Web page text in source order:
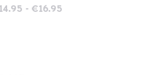
14.95 - €16.95Prijsklasse: